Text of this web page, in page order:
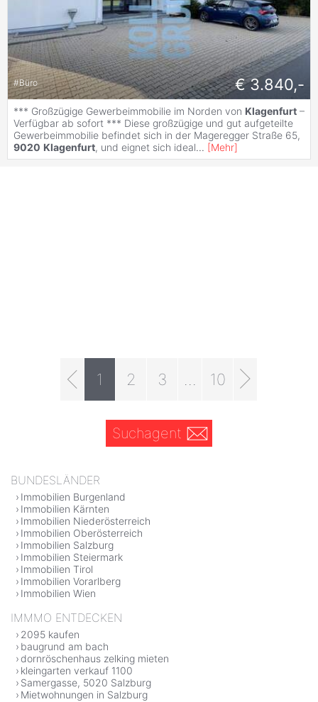
#Büro € 3.840,-
*** Großzügige Gewerbeimmobilie im Norden von Klagenfurt –
Verfügbar ab sofort *** Diese großzügige und gut aufgeteilte
Gewerbeimmobilie befindet sich in der Mageregger Straße 65,
9020 Klagenfurt, und eignet sich ideal... [Mehr]
1 2 3 10
Suchagent
BUNDESLÄNDER
Immobilien Burgenland
Immobilien Kärnten
Immobilien Niederösterreich
Immobilien Oberösterreich
Immobilien Salzburg
Immobilien Steiermark
Immobilien Tirol
Immobilien Vorarlberg
Immobilien Wien
IMMMO ENTDECKEN
2095 kaufen
baugrund am bach
dornröschenhaus zelking mieten
kleingarten verkauf 1100
Samergasse, 5020 Salzburg
Mietwohnungen in Salzburg